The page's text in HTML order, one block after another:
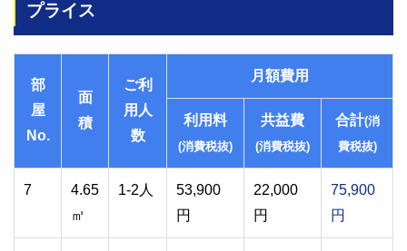
プライス
部
屋
No.
面
積
ご利
用人
数
月額費用
利用料
(消費税抜)
共益費
(消費税抜)
合計(消
費税抜)
7
4.65
㎡
1-2人
53,900
円
22,000
円
75,900
円